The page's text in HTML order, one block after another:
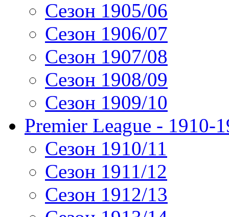
Сезон 1905/06
Сезон 1906/07
Сезон 1907/08
Сезон 1908/09
Сезон 1909/10
Premier League - 1910-
Сезон 1910/11
Сезон 1911/12
Сезон 1912/13